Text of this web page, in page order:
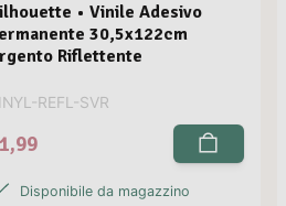
• Vinile Adesivo
30,5x122cm
Riflettente
REFL-SVR
Disponibile da magazzino